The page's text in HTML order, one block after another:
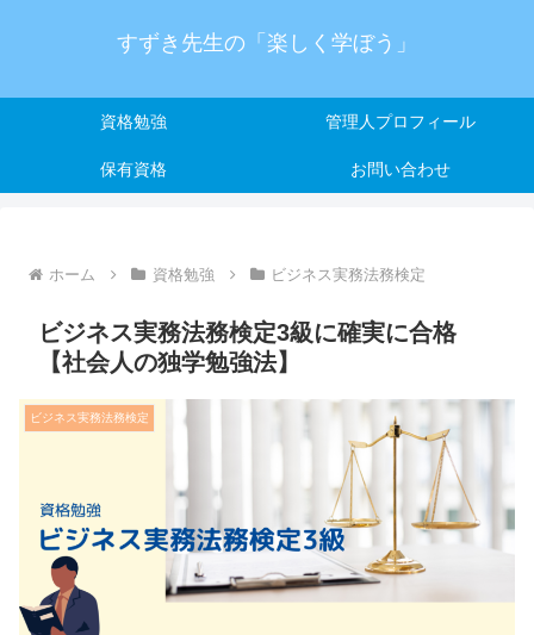
すずき先生の「楽しく学ぼう」
資格勉強 管理人プロフィール
保有資格 お問い合わせ
ホーム 資格勉強 ビジネス実務法務検定
ビジネス実務法務検定3級に確実に合格
【社会人の独学勉強法】
ビジネス実務法務検定